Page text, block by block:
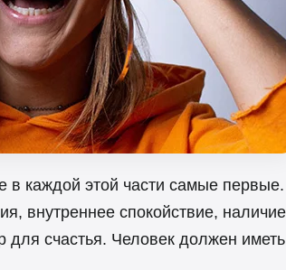
каждой этой части самые
спокойствие,
счастья. Человек должен